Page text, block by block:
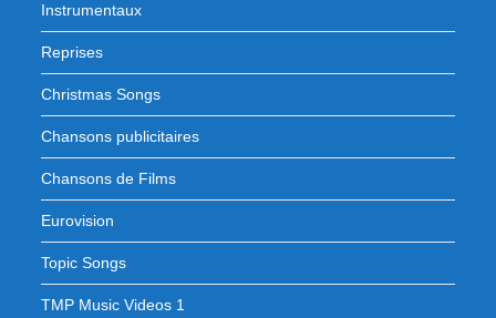
Instrumentaux
Reprises
Christmas Songs
Chansons publicitaires
Chansons de Films
Eurovision
Topic Songs
TMP Music Videos 1